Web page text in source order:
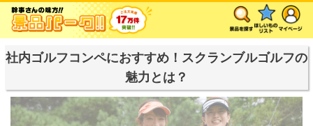
社内ゴルフコンペにおすすめ！スクランブルゴルフの
魅力とは？